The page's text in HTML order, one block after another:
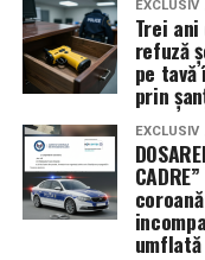
Succesul acestui
între Inspectoratul
(IGPF), în calitate
Centrul de Educație
(ROKK), Școala de
Frontieră „Avram
Poliție Județean
Proiectul SAFE
EXCLUSIV
Trei
refuză
pe
prin
EXCLUSIV
umflată